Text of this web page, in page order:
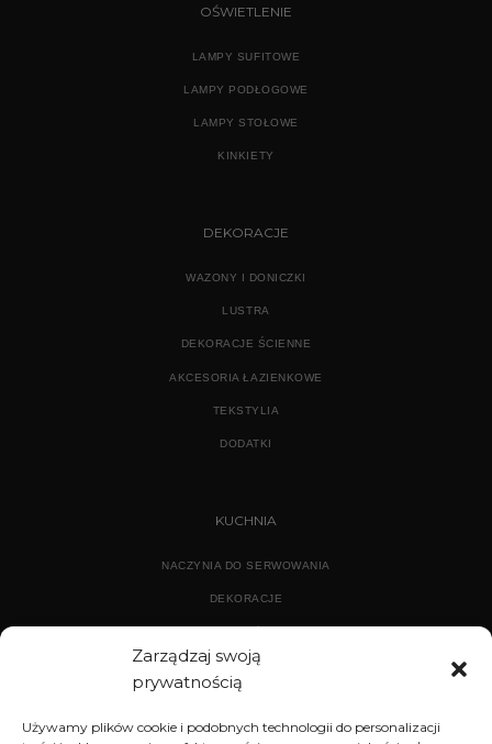
Zarządzaj swoją
prywatnością
Używamy plików cookie i podobnych technologii do personalizacji
OŚWIETLENIE
LAMPY SUFITOWE
LAMPY PODŁOGOWE
LAMPY STOŁOWE
KINKIETY
DEKORACJE
WAZONY I DONICZKI
LUSTRA
DEKORACJE ŚCIENNE
AKCESORIA ŁAZIENKOWE
TEKSTYLIA
DODATKI
KUCHNIA
NACZYNIA DO SERWOWANIA
DEKORACJE